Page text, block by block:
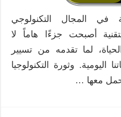
في المجال التكنولوجي
أصبحت جزءًا هاماً لا
لما تقدمه من تسيير
اليومية. وثورة التكنولوجيا
معها …